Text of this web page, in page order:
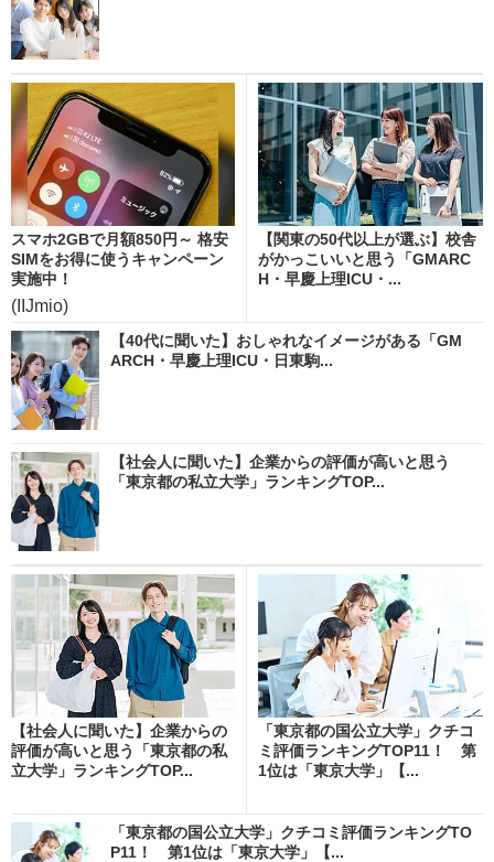
スマホ2GBで月額850円～ 格安
SIMをお得に使うキャンペーン
実施中！
(IIJmio)
【関東の50代以上が選ぶ】校舎
がかっこいいと思う「GMARC
H・早慶上理ICU・...
【40代に聞いた】おしゃれなイメージがある「GM
ARCH・早慶上理ICU・日東駒...
【社会人に聞いた】企業からの評価が高いと思う
「東京都の私立大学」ランキングTOP...
【社会人に聞いた】企業からの
評価が高いと思う「東京都の私
立大学」ランキングTOP...
「東京都の国公立大学」クチコ
ミ評価ランキングTOP11！ 第
1位は「東京大学」【...
「東京都の国公立大学」クチコミ評価ランキングTO
P11！ 第1位は「東京大学」【...